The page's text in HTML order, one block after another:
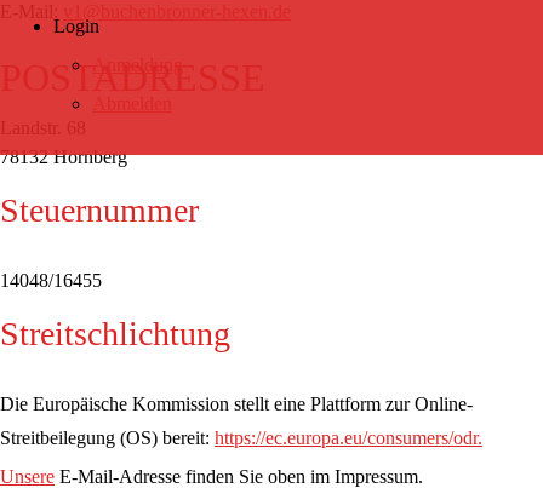
Login
E-Mail:
POSTADRESSE
Landstr. 68
78132 Hornberg
Steuernummer
14048/16455
Streitschlichtung
Die Europäische Kommission stellt eine Plattform zur Online-
Streitbeilegung (OS) bereit: https://ec.europa.eu/consumers/odr.
Unsere E-Mail-Adresse finden Sie oben im Impressum.